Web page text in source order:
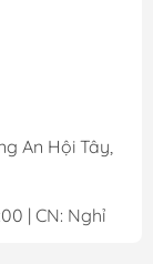
An Hội Tây,
| CN: Nghỉ